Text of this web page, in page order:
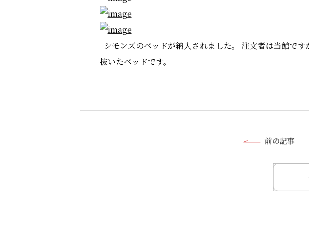
シモンズのベッドが納入されました。 注文者は当館で
抜いたベッドです。
前の記事